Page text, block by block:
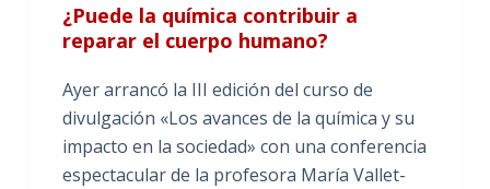
¿Puede la química contribuir a
reparar el cuerpo humano?
Ayer arrancó la III edición del curso de
divulgación «Los avances de la química y su
impacto en la sociedad» con una conferencia
espectacular de la profesora María Vallet-